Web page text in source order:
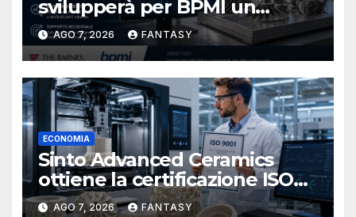
svilupperà per BPMI un
database per la stampa 3D
metallica destinata alla filiera
navale statunitense
AGO 7, 2026 FANTASY
ECONOMIA
Sinto Advanced Ceramics
ottiene la certificazione ISO
9001 per la stampa 3D di
AGO 7, 2026 FANTASY